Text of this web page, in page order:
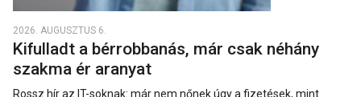
2026. AUGUSZTUS 6.
Kifulladt a bérrobbanás, már csak néhány
szakma ér aranyat
Rossz hír az IT-soknak: már nem nőnek úgy a fizetések, mint